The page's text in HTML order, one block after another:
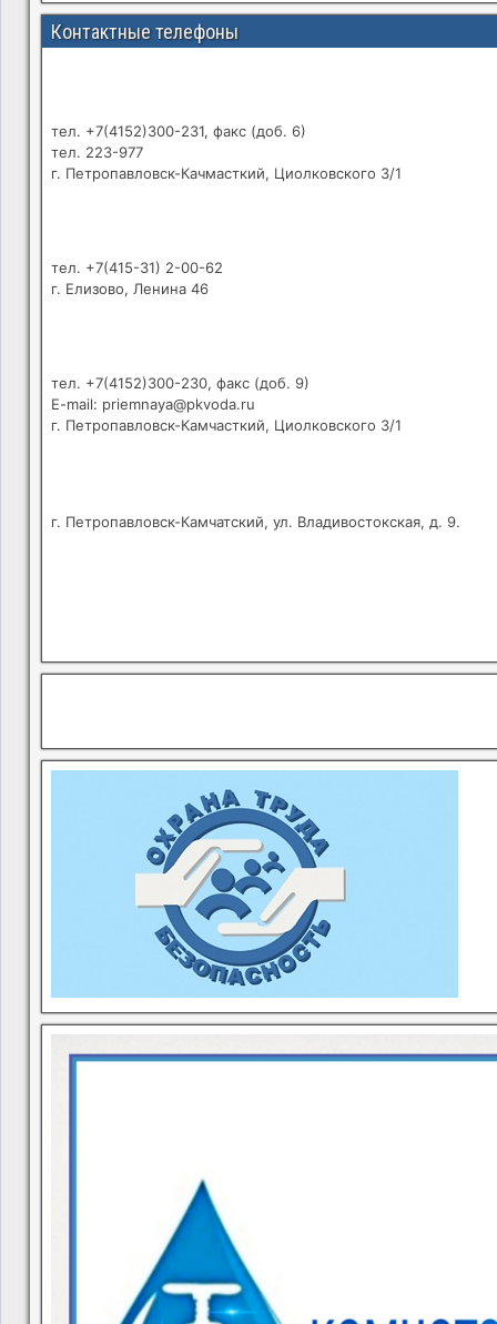
Контактные телефоны
тел. +7(4152)300-231, факс (доб. 6)
тел. 223-977
г. Петропавловск-Качмасткий, Циолковского 3/1
тел. +7(415-31) 2-00-62
г. Елизово, Ленина 46
тел. +7(4152)300-230, факс (доб. 9)
E-mail: priemnaya@pkvoda.ru
г. Петропавловск-Камчасткий, Циолковского 3/1
г. Петропавловск-Камчатский, ул. Владивостокская, д. 9.